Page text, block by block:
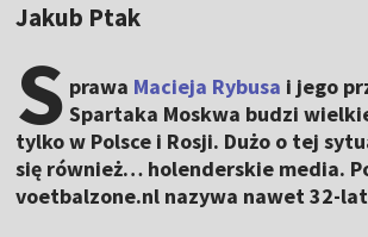
Jakub Ptak
S prawa Macieja Rybusa i jego
Spartaka Moskwa budzi
tylko w Polsce i Rosji. Dużo o tej
się również… holenderskie media.
voetbalzone.nl nazywa nawet 32-